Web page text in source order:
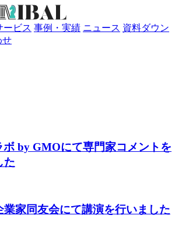
ービス 事例・実績 ニュース 資料ダウン
せ
ボ by GMOにて専門家コメントを
た
業家同友会にて講演を行いました